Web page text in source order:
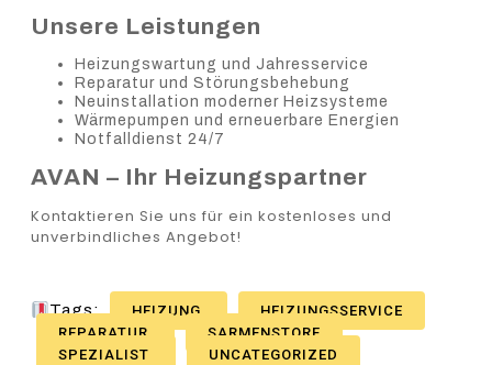
Unsere Leistungen
Heizungswartung und Jahresservice
Reparatur und Störungsbehebung
Neuinstallation moderner Heizsysteme
Wärmepumpen und erneuerbare Energien
Notfalldienst 24/7
AVAN – Ihr Heizungspartner
Kontaktieren Sie uns für ein kostenloses und
unverbindliches Angebot!
Tags: HEIZUNG
HEIZUNGSSERVICE
REPARATUR
SARMENSTORF
SPEZIALIST
UNCATEGORIZED